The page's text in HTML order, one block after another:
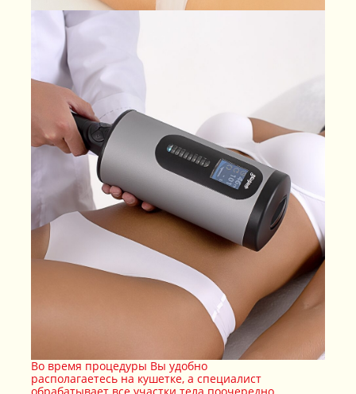
Во время процедуры Вы удобно
располагаетесь на кушетке, а специалист